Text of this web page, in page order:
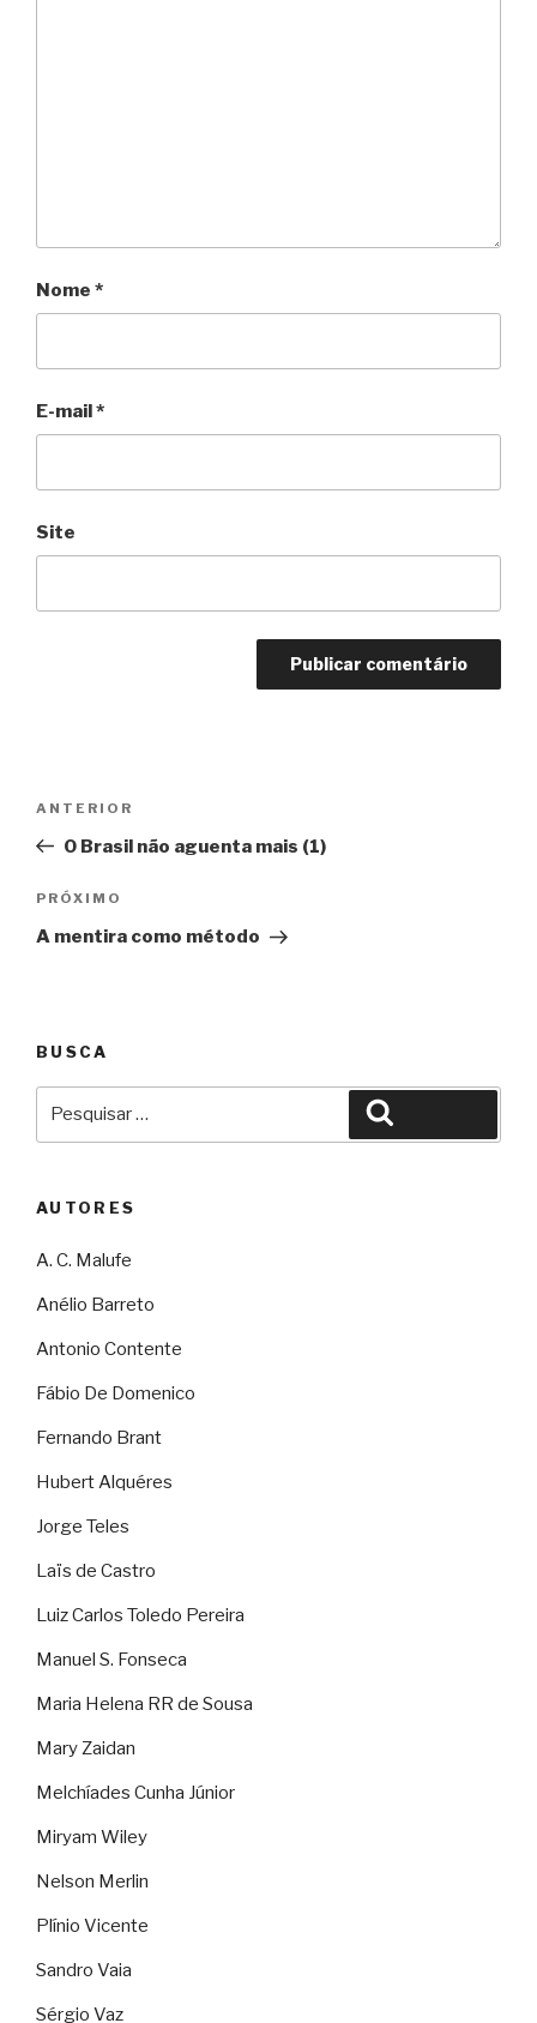
Nome *
E-mail*
Site
Post
Anterior
ANTERIOR
O Brasil não aguenta mais (1)
Próximo
PRÓXIMO
A mentira como método
BUSCA
AUTORES
A. C. Malufe
Anélio Barreto
Antonio Contente
Fábio De Domenico
Fernando Brant
Hubert Alquéres
Jorge Teles
Laïs de Castro
Luiz Carlos Toledo Pereira
Manuel S. Fonseca
Maria Helena RR de Sousa
Mary Zaidan
Melchíades Cunha Júnior
Miryam Wiley
Nelson Merlin
Plínio Vicente
Sandro Vaia
Sérgio Vaz